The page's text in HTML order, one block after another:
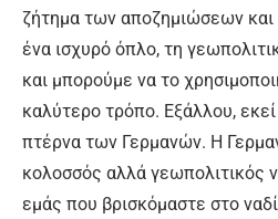
ζήτημα των αποζημιώσεων και
ένα ισχυρό όπλο, τη
και μπορούμε να το
καλύτερο τρόπο. Εξάλλου, εκεί
πτέρνα των Γερμανών. Η
κολοσσός αλλά γεωπολιτικός
εμάς που βρισκόμαστε στο